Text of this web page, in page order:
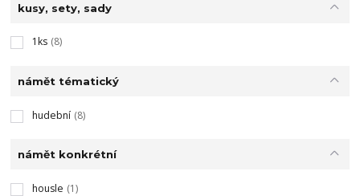
kusy, sety, sady
1ks (8)
námět tématický
hudební (8)
námět konkrétní
housle (1)